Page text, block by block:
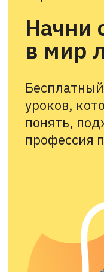
Бесплатный
уроков, который
профессия